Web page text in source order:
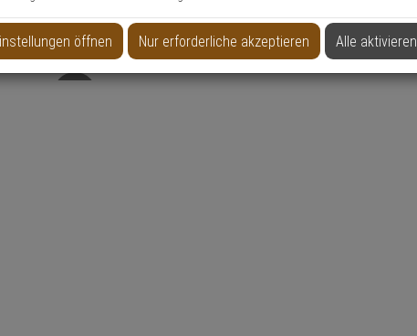
Produktinformationen
Zubehörartikel
öffnen Nur erforderliche akzeptieren Alle aktivieren